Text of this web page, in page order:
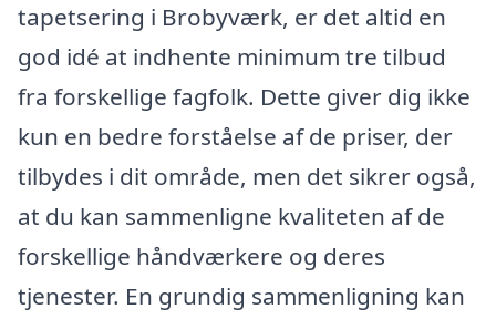
tapetsering i Brobyværk, er det altid en
god idé at indhente minimum tre tilbud
fra forskellige fagfolk. Dette giver dig ikke
kun en bedre forståelse af de priser, der
tilbydes i dit område, men det sikrer også,
at du kan sammenligne kvaliteten af de
forskellige håndværkere og deres
tjenester. En grundig sammenligning kan